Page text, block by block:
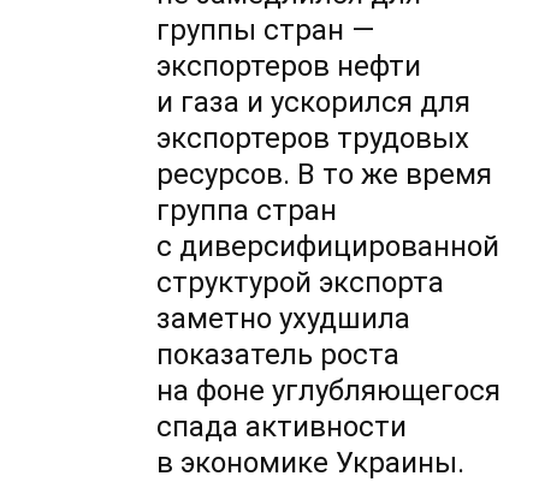
группы стран —
экспортеров нефти
и газа и ускорился для
экспортеров трудовых
ресурсов. В то же время
группа стран
с диверсифицированной
структурой экспорта
заметно ухудшила
показатель роста
на фоне углубляющегося
спада активности
в экономике Украины.